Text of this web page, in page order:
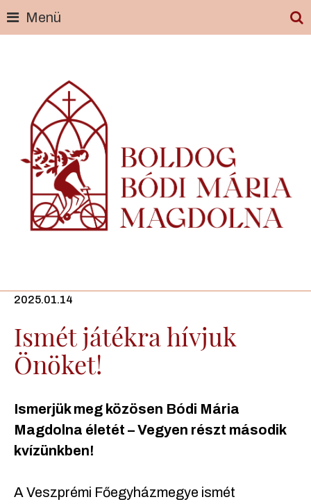
Menü
2025.01.14
Ismét játékra hívjuk
Önöket!
Ismerjük meg közösen Bódi Mária
Magdolna életét – Vegyen részt második
kvízünkben!
A Veszprémi Főegyházmegye ismét